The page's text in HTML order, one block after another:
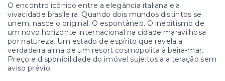
O encontro icônico entre a elegância italiana e a
vivacidade brasileira. Quando dois mundos distintos se
unem, nasce o original. O espontâneo. O ineditismo de
um novo horizonte internacional na cidade maravilhosa
por natureza. Um estado de espírito que revela a
verdadeira alma de um resort cosmopolita à beira-mar.
Preço e disponibilidade do imóvel sujeitos a alteração sem
aviso prévio.